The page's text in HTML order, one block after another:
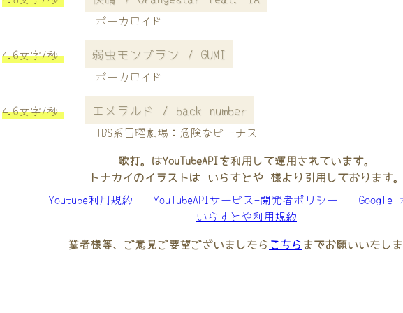
ボーカロイド
4.6文字/秒 弱虫モンブラン / GUMI
ボーカロイド
4.6文字/秒 エメラルド / back number
TBS系日曜劇場：危険なビーナス
歌打。はYouTubeAPIを利用して運用されています。
トナカイのイラストは いらすとや 様より引用しております。
Youtube利用規約
YouTubeAPIサービス-開発者ポリシー
Google
いらすとや利用規約
業者様等、ご意見ご要望ございましたら こちらまでお願いいたしま